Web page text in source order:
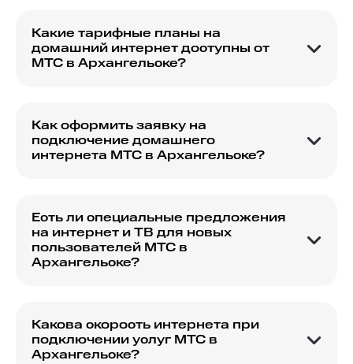
Какие тарифные планы на
домашний интернет доступны от
МТС в Архангельске?
ваших потребностей и бюджета.
Как оформить заявку на
подключение домашнего
интернета МТС в Архангельске?
Есть ли специальные предложения
на интернет и ТВ для новых
пользователей МТС в
Архангельске?
Какова скорость интернета при
подключении услуг МТС в
Архангельске?